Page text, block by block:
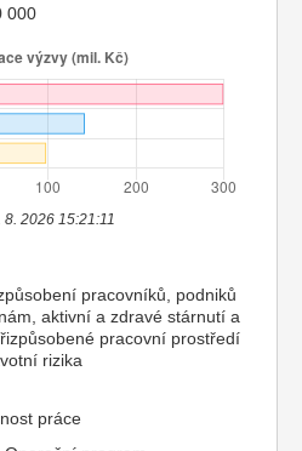
000
2026 15:21:11
pracovníků, podniků
aktivní a zdravé stárnutí a
pracovní prostředí
rizika
práce